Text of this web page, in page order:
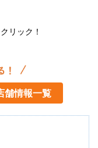
リック！
舗情報一覧